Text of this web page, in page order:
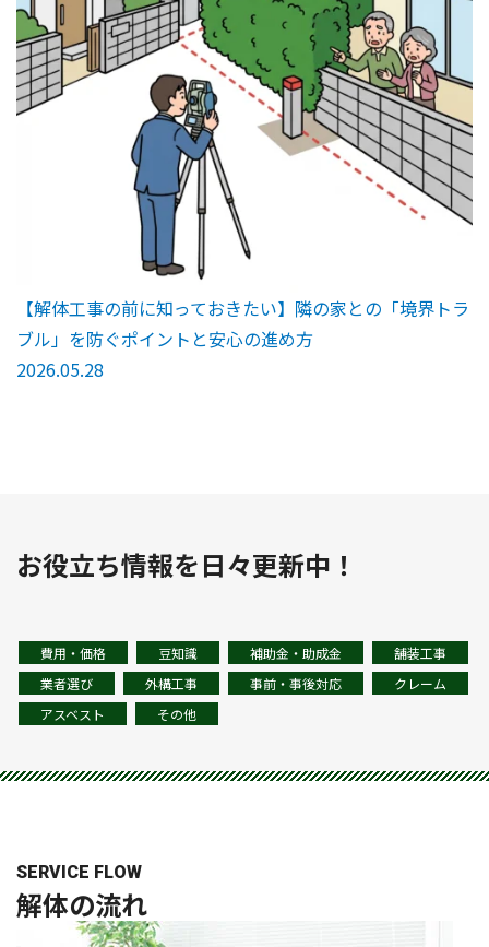
【解体工事の前に知っておきたい】隣の家との「境界トラ
ブル」を防ぐポイントと安心の進め方
2026.05.28
お役立ち情報を日々更新中！
費用・価格 豆知識 補助金・助成金
舗装工事
業者選び
外構工事 事前・事後対応
クレーム
アスベスト
その他
SERVICE FLOW
解体の流れ